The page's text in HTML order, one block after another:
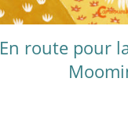
En route pour